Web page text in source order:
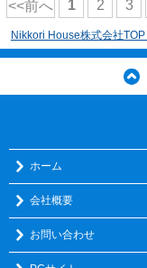
<<前へ 1 2 3
Nikkori House株式会社TOP
ホーム
会社概要
お問い合わせ